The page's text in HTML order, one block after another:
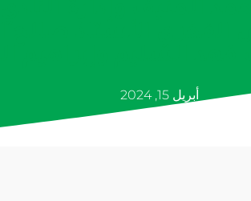
أبريل 15, 2024